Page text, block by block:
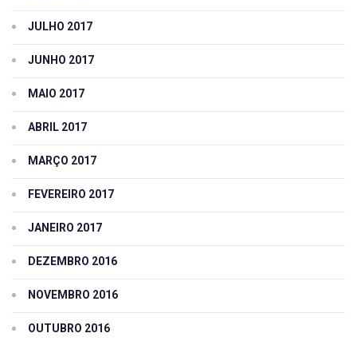
JULHO 2017
JUNHO 2017
MAIO 2017
ABRIL 2017
MARÇO 2017
FEVEREIRO 2017
JANEIRO 2017
DEZEMBRO 2016
NOVEMBRO 2016
OUTUBRO 2016